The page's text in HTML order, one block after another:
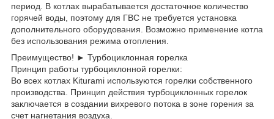
период. В котлах вырабатывается достаточное количество
горячей воды, поэтому для ГВС не требуется установка
дополнительного оборудования. Возможно применение котла
без использования режима отопления.
Преимущество! ► Турбоциклонная горелка
Принцип работы турбоциклонной горелки:
Во всех котлах Kiturami используются горелки собственного
производства. Принцип действия турбоциклонных горелок
заключается в создании вихревого потока в зоне горения за
счет нагнетания воздуха.